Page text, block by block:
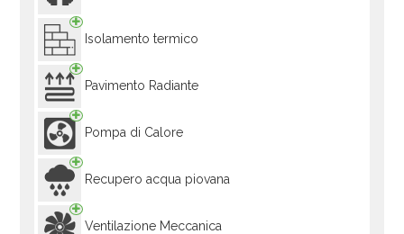
Isolamento termico
Pavimento Radiante
Pompa di Calore
Recupero acqua piovana
Ventilazione Meccanica